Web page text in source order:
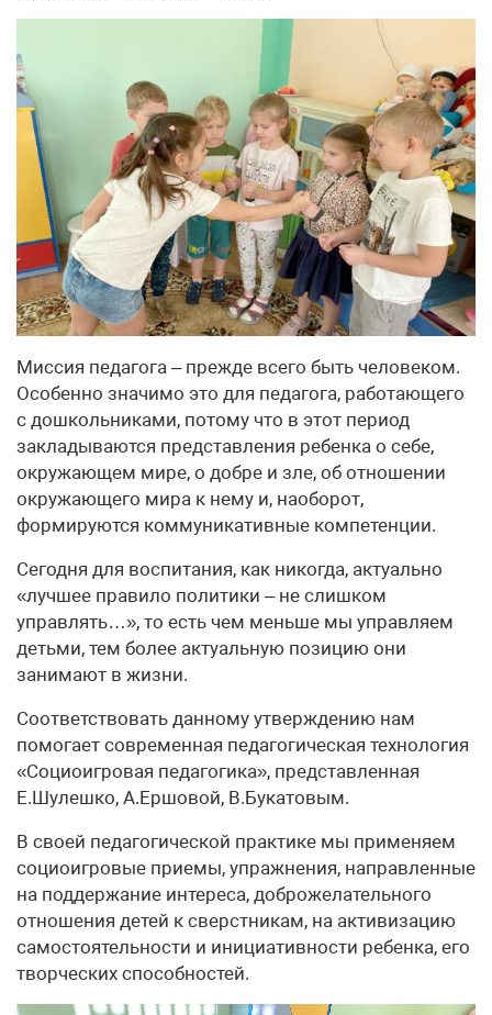
Миссия педагога – прежде всего быть человеком.
Особенно значимо это для педагога, работающего
с дошкольниками, потому что в этот период
закладываются представления ребенка о себе,
окружающем мире, о добре и зле, об отношении
окружающего мира к нему и, наоборот,
формируются коммуникативные компетенции.
Сегодня для воспитания, как никогда, актуально
«лучшее правило политики – не слишком
управлять…», то есть чем меньше мы управляем
детьми, тем более актуальную позицию они
занимают в жизни.
Соответствовать данному утверждению нам
помогает современная педагогическая технология
«Социоигровая педагогика», представленная
Е.Шулешко, А.Ершовой, В.Букатовым.
В своей педагогической практике мы применяем
социоигровые приемы, упражнения, направленные
на поддержание интереса, доброжелательного
отношения детей к сверстникам, на активизацию
самостоятельности и инициативности ребенка, его
творческих способностей.